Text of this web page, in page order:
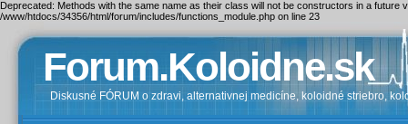
Deprecated: Methods with the same name as their class will not be constructors in a
/www/htdocs/34356/html/forum/includes/functions_module.php on line 23
Forum.Koloidne.sk
Diskusné FÓRUM o zdravi, alternativnej medicíne, koloidné striebro,